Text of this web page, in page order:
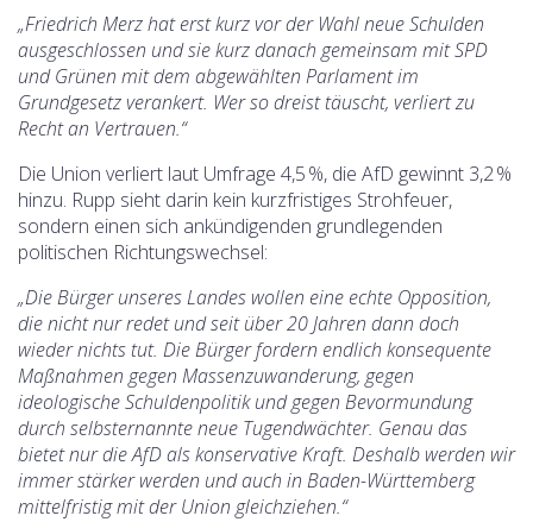
„Friedrich Merz hat erst kurz vor der Wahl neue Schulden
ausgeschlossen und sie kurz danach gemeinsam mit SPD
und Grünen mit dem abgewählten Parlament im
Grundgesetz verankert. Wer so dreist täuscht, verliert zu
Recht an Vertrauen.“
Die Union verliert laut Umfrage 4,5 %, die AfD gewinnt 3,2 %
hinzu. Rupp sieht darin kein kurzfristiges Strohfeuer,
sondern einen sich ankündigenden grundlegenden
politischen Richtungswechsel:
„Die Bürger unseres Landes wollen eine echte Opposition,
die nicht nur redet und seit über 20 Jahren dann doch
wieder nichts tut. Die Bürger fordern endlich konsequente
Maßnahmen gegen Massenzuwanderung, gegen
ideologische Schuldenpolitik und gegen Bevormundung
durch selbsternannte neue Tugendwächter. Genau das
bietet nur die AfD als konservative Kraft. Deshalb werden wir
immer stärker werden und auch in Baden-Württemberg
mittelfristig mit der Union gleichziehen.“